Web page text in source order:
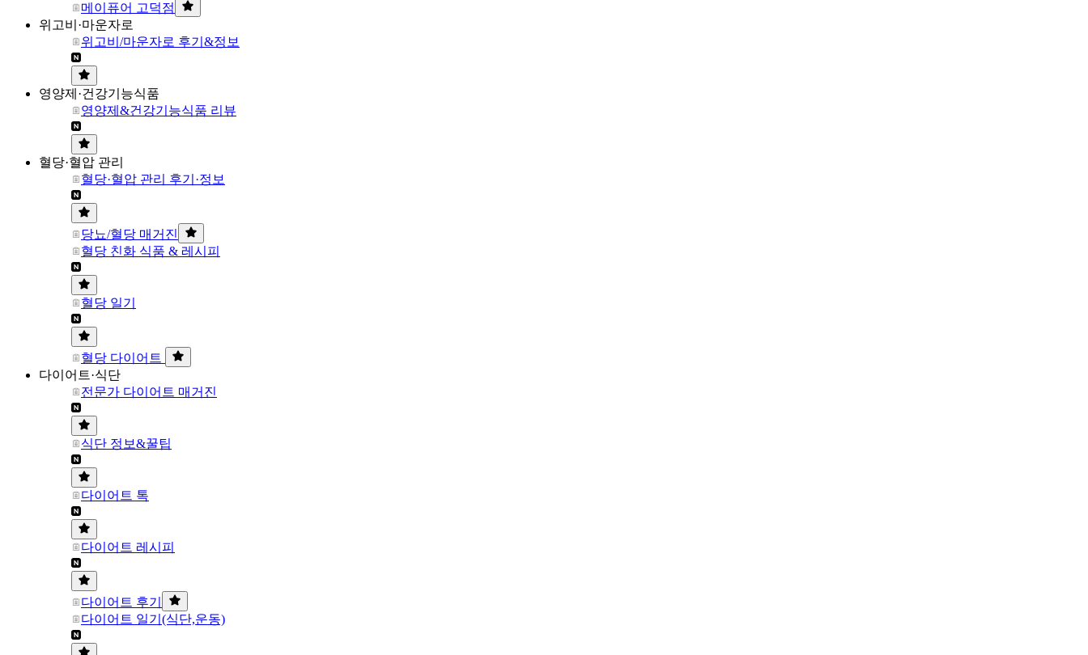
메이퓨어 고덕점
위고비·마운자로
위고비/마운자로 후기&정보
영양제·건강기능식품
영양제&건강기능식품 리뷰
혈당·혈압 관리
혈당·혈압 관리 후기·정보
당뇨/혈당 매거진
혈당 친화 식품 & 레시피
혈당 일기
혈당 다이어트
다이어트·식단
전문가 다이어트 매거진
식단 정보&꿀팁
다이어트 톡
다이어트 레시피
다이어트 후기
다이어트 일기(식단,운동)